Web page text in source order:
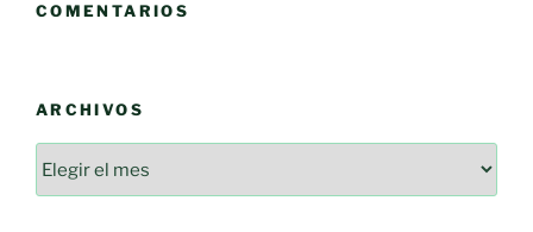
COMENTARIOS
ARCHIVOS